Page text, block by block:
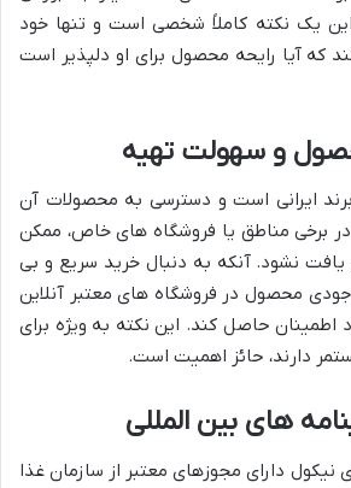
یک نکته کاملاً شخصی است و تنها خود
که آیا رایحه محصول برای او دلپذیر است
و سهولت تهیه
ایرانی است و دسترسی به محصولات آن
در برخی مناطق یا فروشگاه های خاص، ممکن
نشود. آنکه به دنبال خرید سریع و بی
محصول در فروشگاه های معتبر آنلاین
اطمینان حاصل کند. این نکته به ویژه برای
دارند، حائز اهمیت است.
های بین المللی
دارای مجوزهای معتبر از سازمان غذا